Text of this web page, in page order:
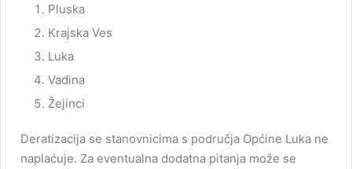
Pluska
Krajska Ves
Luka
Vadina
Žejinci
Deratizacija se stanovnicima s područja Općine Luka ne
naplaćuje. Za eventualna dodatna pitanja može se